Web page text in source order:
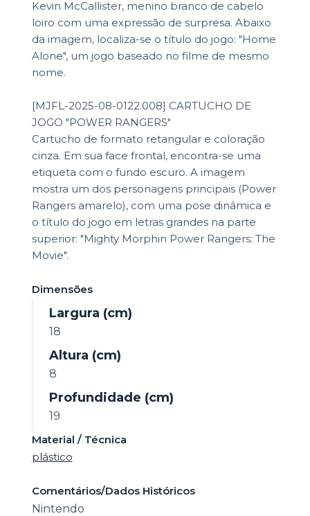
Kevin McCallister, menino branco de cabelo
loiro com uma expressão de surpresa. Abaixo
da imagem, localiza-se o título do jogo: "Home
Alone", um jogo baseado no filme de mesmo
nome.
[MJFL-2025-08-0122.008] CARTUCHO DE
JOGO "POWER RANGERS"
Cartucho de formato retangular e coloração
cinza. Em sua face frontal, encontra-se uma
etiqueta com o fundo escuro. A imagem
mostra um dos personagens principais (Power
Rangers amarelo), com uma pose dinâmica e
o título do jogo em letras grandes na parte
superior: "Mighty Morphin Power Rangers: The
Movie".
Dimensões
Largura (cm)
18
Altura (cm)
8
Profundidade (cm)
19
Material / Técnica
plástico
Comentários/Dados Históricos
Nintendo